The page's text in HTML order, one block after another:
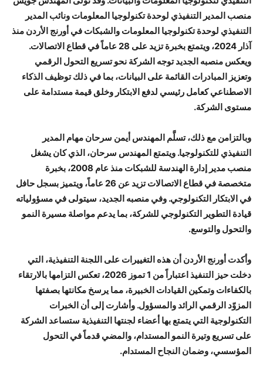
منصب المدير التنفيذي لوحدة تكنولوجيا المعلومات ونائب المدير
التنفيذي لوحدة تكنولوجيا المعلومات والشبكات في أورنج الأردن منذ
آذار 2024، ويتمتع بخبرة تزيد على 28 عاماً في قطاع الاتصالات.
ويعكس منصبه الجديد توجه الشركة نحو تسريع التحول الرقمي
وتعزيز المبادرات القائمة على البيانات، بما في ذلك توظيف الذكاء
الاصطناعي كعامل رئيسي لدفع الابتكار وخلق قيمة مستدامة على
مستوى الشركة.
وبالتزامن مع ذلك، تسلَّم المهندس أيمن سرحان مهام المدير
التنفيذي للتكنولوجيا. ويتمتع المهندس سرحان، الذي كان يشغل
منصب مدير إدارة الهندسة للشبكات منذ عام 2008، بخبرة
متخصصة في قطاع الاتصالات تزيد عن 26 عاماً، ويتميز بسجل حافل
في الابتكار التكنولوجي. وفي منصبه الجديد، سيتولى في مسؤولياته
قيادة التطوير التكنولوجي للشركة، بما يدعم مواصلة مسيرة النمو
والتحول والتوسع.
وأكدت أورنج الأردن أن هذه التغييرات على اللجنة التنفيذية، التي
دخلت حيز التنفيذ اعتباراً من 1 تموز 2026، تعكس التزامها بالارتقاء
بالكفاءات وتمكين القيادات الخبيرة، مما يرسخ مكانتها بصفتها
المزوّد الرقمي الرائد والمسؤول. وأشارت إلى أن الخبرات
التكنولوجية التي يتمتع بها أعضاء لجنتها التنفيذية ستساعد الشركة
على تسريع وتيرة النمو المستدام، والمضي قدماً في التحول
المؤسسي، وضمان النجاح المستدام.